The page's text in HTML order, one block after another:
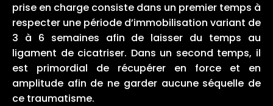
prise en charge consiste dans un premier temps à
respecter une période d’immobilisation variant de
3 à 6 semaines afin de laisser du temps au
ligament de cicatriser. Dans un second temps, il
est primordial de récupérer en force et en
amplitude afin de ne garder aucune séquelle de
ce traumatisme.